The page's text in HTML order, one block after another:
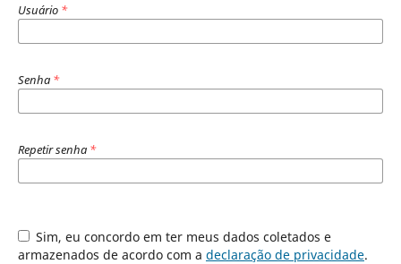
Usuário *
Senha *
Repetir senha *
Sim, eu concordo em ter meus dados coletados e
armazenados de acordo com a declaração de privacidade.